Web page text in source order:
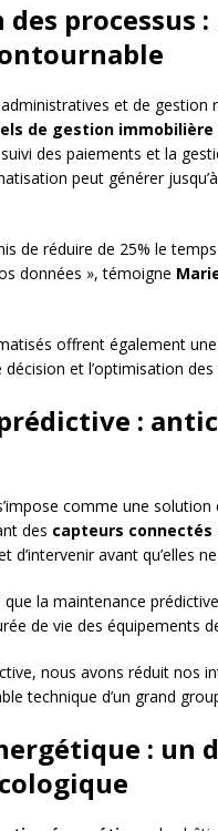
processus
et de
de gestion immobilière
des paiements et la
peut générer
de réduire de 25% le
données », témoigne
offrent également
et l’optimisation des
:
comme une solution
des capteurs connectés
d’intervenir avant qu’elles
que la maintenance
de vie des équipements
nous avons réduit nos
technique d’un grand
: un